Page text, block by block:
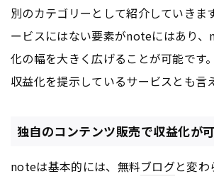
別のカテゴリーとして紹介していきま
ービスにはない要素がnoteにはあり
化の幅を大きく広げることが可能です
収益化を提示しているサービスとも言
独自のコンテンツ販売で収益化が
noteは基本的には、無料ブログと変